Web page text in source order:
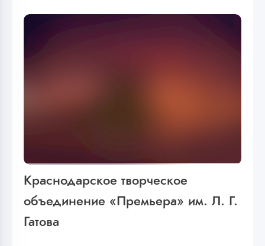
Краснодарское творческое
объединение «Премьера» им. Л. Г.
Гатова